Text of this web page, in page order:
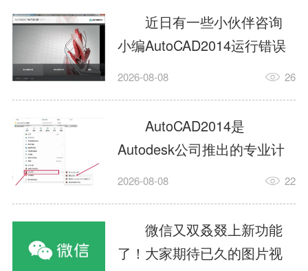
用图案填充的内容，还有不
清楚小伙伴和小编一起去学
习一下吧。1.打开
AutoCAD2014这款软件，进
入AutoCAD2014的操作界
面，如图所示：2.在该界面内
找到矩形选项，如图所示：3.
点击矩...
近日有一些小伙伴咨询
小编AutoCAD2014运行错误
怎么办?下面就为大家带来了
办的解决方法，有需要的小
伙伴可以来了解了解哦。1.打
开控制面板，选择
AutodeskAutoCAD2014。2.
等AutodeskAutoCAD2014的
安装程序加载完毕。3.选择添
加/...
2026-08-08 26
AutoCAD2014是
Autodesk公司推出的专业计
算机辅助设计（CAD）软
子、建筑、服装等多个工程
与设计领域。作为行业标准
工具之一，它提供了强大的
2026-08-08 22
微信又双叒叕上新功能
了！大家期待已久的图片视